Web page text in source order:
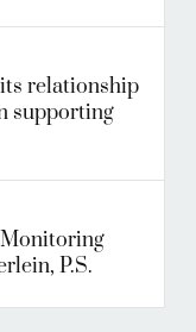
relationship
supporting
Monitoring
P.S.